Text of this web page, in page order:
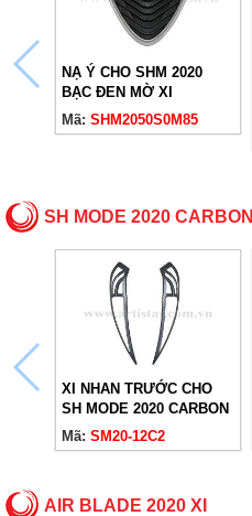
NẠ Ý CHO SHM 2020
BẠC ĐEN MỜ XI
Mã: SHM2050S0M85
SH MODE 2020 CARBON
XI NHAN TRƯỚC CHO
SH MODE 2020 CARBON
Mã: SM20-12C2
AIR BLADE 2020 XI